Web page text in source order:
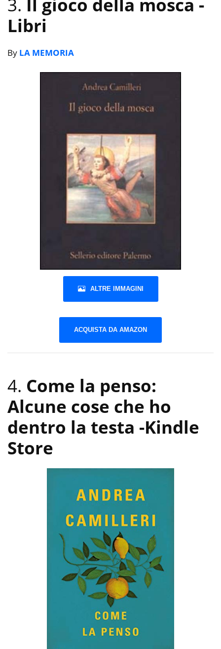
Libri
By LA MEMORIA
ALTRE IMMAGINI
ACQUISTA DA AMAZON
4. Come la penso:
Alcune cose che ho
dentro la testa -Kindle
Store